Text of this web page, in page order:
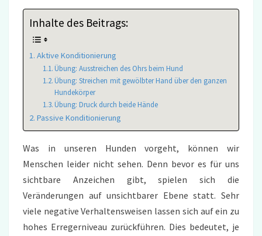
Inhalte des Beitrags:
Aktive Konditionierung
Übung: Ausstreichen des Ohrs beim Hund
Übung: Streichen mit gewölbter Hand über den ganzen
Hundekörper
Übung: Druck durch beide Hände
Passive Konditionierung
Was in unseren Hunden vorgeht, können wir
Menschen leider nicht sehen. Denn bevor es für uns
sichtbare Anzeichen gibt, spielen sich die
Veränderungen auf unsichtbarer Ebene statt. Sehr
viele negative Verhaltensweisen lassen sich auf ein zu
hohes Erregerniveau zurückführen. Dies bedeutet, je